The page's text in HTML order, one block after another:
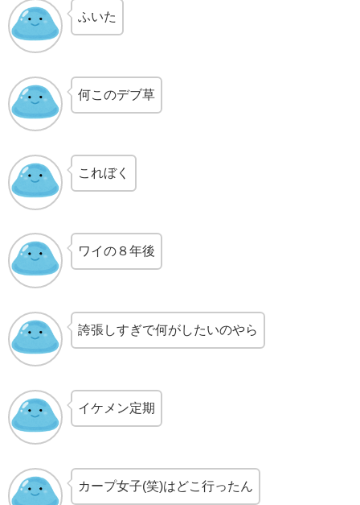
ふいた
何このデブ草
これぼく
ワイの８年後
誇張しすぎで何がしたいのやら
イケメン定期
カープ女子(笑)はどこ行ったん